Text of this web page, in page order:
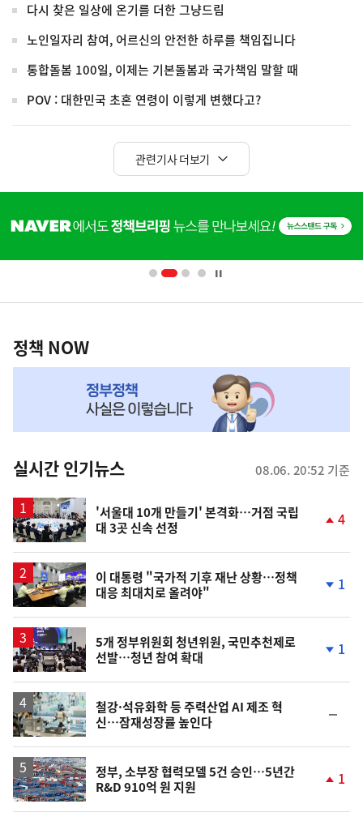
다시 찾은 일상에 온기를 더한 그냥드림
노인일자리 참여, 어르신의 안전한 하루를 책임집니다
통합돌봄 100일, 이제는 기본돌봄과 국가책임 말할 때
POV : 대한민국 초혼 연령이 이렇게 변했다고?
관련기사 더보기
단
영
책
NOW,
뉴
스
정책 NOW
실시간 인기뉴스 08.06. 20:52 기준
'서울대 10개 만들기' 본격화…거점 국립
대 3곳 신속 선정
4
이 대통령 "국가적 기후 재난 상황…정책
대응 최대치로 올려야"
1
5개 정부위원회 청년위원, 국민추천제로
선발…청년 참여 확대
1
철강·석유화학 등 주력산업 AI 제조 혁
신…잠재성장률 높인다
일
정부, 소부장 협력모델 5건 승인…5년간
R&D 910억 원 지원
1